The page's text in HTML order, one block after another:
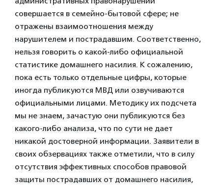
совершается в семейно-бытовой сфере; не
отражены взаимоотношения между
нарушителем и пострадавшим. Соответственно,
нельзя говорить о какой-либо официальной
статистике домашнего насилия. К сожалению,
пока есть только отдельные цифры, которые
иногда публикуются МВД или озвучиваются
официальными лицами. Методику их подсчета
мы не знаем, зачастую они публикуются без
какого-либо анализа, что по сути не дает
никакой достоверной информации. Заявители в
своих обзервациях также отметили, что в силу
отсутствия эффективных способов правовой
защиты пострадавших от домашнего насилия,